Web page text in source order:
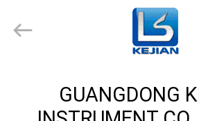
INSTRUMENT
CO.,LTD.
GUANGDONG